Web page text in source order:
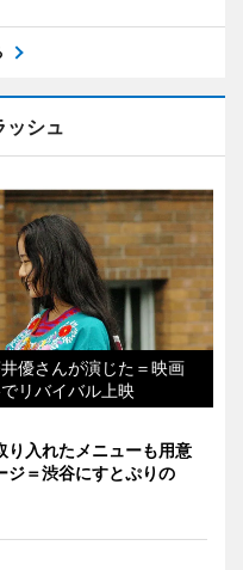
ッシュ
優さんが演じた＝映画
リバイバル上映
り入れたメニューも用意
ジ＝渋谷にすとぷりの